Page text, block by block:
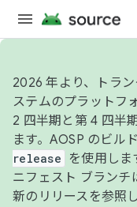
2026 年より、トラ
ステムのプラットフ
2 四半期と第 4 四半
ます。AOSP のビル
release
を使用しま
ニフェスト ブランチ
新のリリースを参照